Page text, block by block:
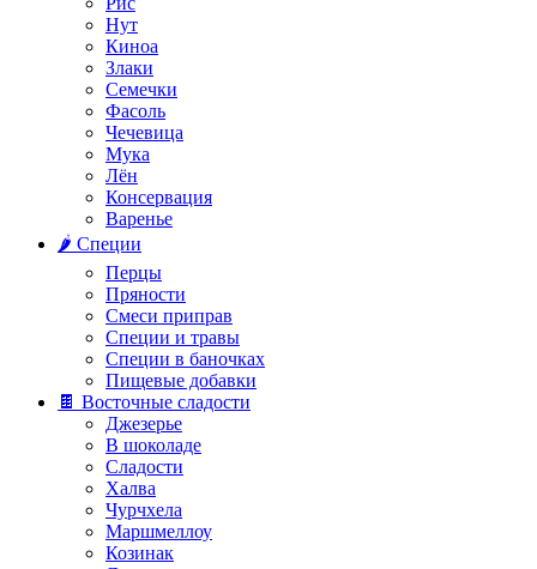
Нут
Киноа
Злаки
Семечки
Фасоль
Чечевица
Мука
Лён
Консервация
Варенье
🌶️ Специи
Перцы
Пряности
Смеси приправ
Специи и травы
Специи в баночках
Пищевые добавки
🍫 Восточные сладости
Джезерье
В шоколаде
Сладости
Халва
Чурчхела
Маршмеллоу
Козинак